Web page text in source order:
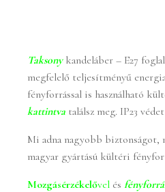
Taksonykandeláber – E27
megfelelő teljesítményű
fényforrással is használható
kattintva találsz meg. IP23
Mi adna nagyobb
magyar gyártású kültéri
Mozgásérzékelővel és